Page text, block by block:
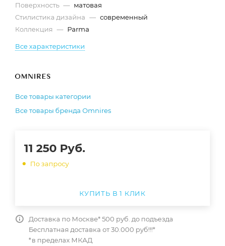
Поверхность — матовая
Стилистика дизайна — современный
Коллекция — Parma
Все характеристики
Все товары категории
Все товары бренда Omnires
11 250 Руб.
По запросу
КУПИТЬ В 1 КЛИК
Доставка по Москве* 500 руб. до подъезда
Бесплатная доставка от 30.000 руб!!!*
*в пределах МКАД